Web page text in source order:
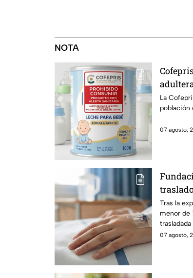
NOTA
La
población
07 agosto,
en
Morelos
Tras la
menor de
urgente.
07 agosto,